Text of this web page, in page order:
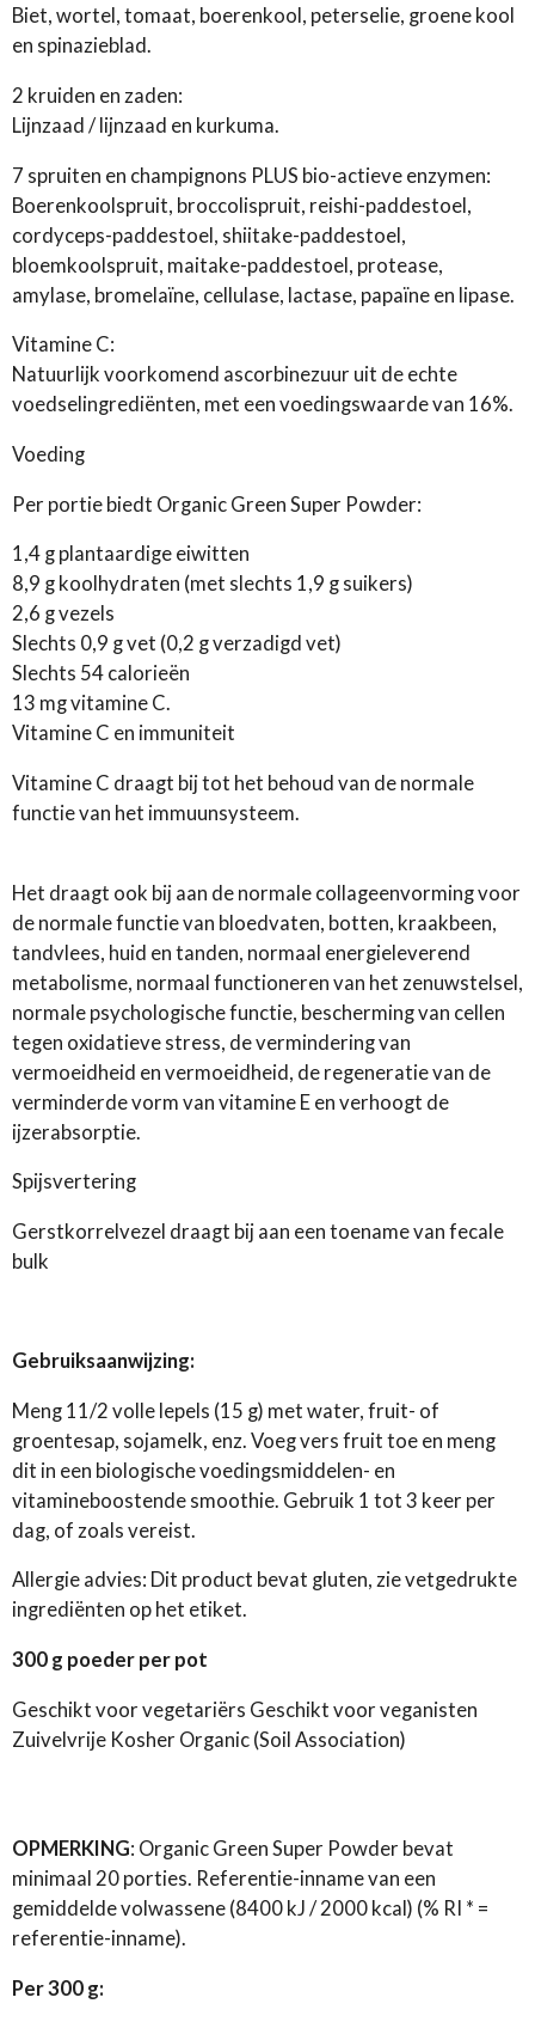
Biet, wortel, tomaat, boerenkool, peterselie, groene kool
en spinazieblad.
2 kruiden en zaden:
Lijnzaad / lijnzaad en kurkuma.
7 spruiten en champignons PLUS bio-actieve enzymen:
Boerenkoolspruit, broccolispruit, reishi-paddestoel,
cordyceps-paddestoel, shiitake-paddestoel,
bloemkoolspruit, maitake-paddestoel, protease,
amylase, bromelaïne, cellulase, lactase, papaïne en lipase.
Vitamine C:
Natuurlijk voorkomend ascorbinezuur uit de echte
voedselingrediënten, met een voedingswaarde van 16%.
Voeding
Per portie biedt Organic Green Super Powder:
1,4 g plantaardige eiwitten
8,9 g koolhydraten (met slechts 1,9 g suikers)
2,6 g vezels
Slechts 0,9 g vet (0,2 g verzadigd vet)
Slechts 54 calorieën
13 mg vitamine C.
Vitamine C en immuniteit
Vitamine C draagt ​​bij tot het behoud van de normale
functie van het immuunsysteem.
Het draagt ​​ook bij aan de normale collageenvorming voor
de normale functie van bloedvaten, botten, kraakbeen,
tandvlees, huid en tanden, normaal energieleverend
metabolisme, normaal functioneren van het zenuwstelsel,
normale psychologische functie, bescherming van cellen
tegen oxidatieve stress, de vermindering van
vermoeidheid en vermoeidheid, de regeneratie van de
verminderde vorm van vitamine E en verhoogt de
ijzerabsorptie.
Spijsvertering
Gerstkorrelvezel draagt ​​bij aan een toename van fecale
bulk
Gebruiksaanwijzing:
Meng 11/2 volle lepels (15 g) met water, fruit- of
groentesap, sojamelk, enz. Voeg vers fruit toe en meng
dit in een biologische voedingsmiddelen- en
vitamineboostende smoothie. Gebruik 1 tot 3 keer per
dag, of zoals vereist.
Allergie advies: Dit product bevat gluten, zie vetgedrukte
ingrediënten op het etiket.
300 g poeder per pot
Geschikt voor vegetariërs Geschikt voor veganisten
Zuivelvrije Kosher Organic (Soil Association)
OPMERKING: Organic Green Super Powder bevat
minimaal 20 porties. Referentie-inname van een
gemiddelde volwassene (8400 kJ / 2000 kcal) (% RI * =
referentie-inname).
Per 300 g: